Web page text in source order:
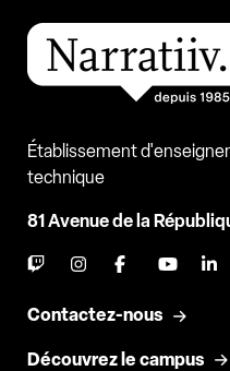
Établissement
technique
81 Avenue de la
Contactez-nous
Découvrez le campus